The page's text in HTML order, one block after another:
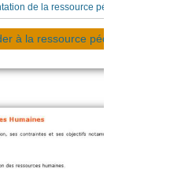
de la ressource pédagogique
à la ressource pédagogique